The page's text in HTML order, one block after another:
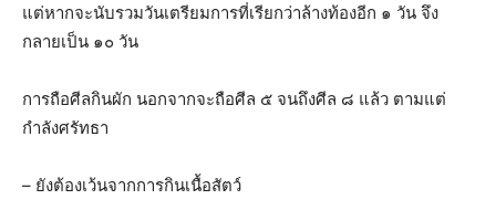
แต่หากจะนับรวมวันเตรียมการที่เรียกว่าล้างท้องอีก ๑ วัน จึง
กลายเป็น ๑๐ วัน
การถือศีลกินผัก นอกจากจะถือศีล ๕ จนถึงศีล ๘ แล้ว ตามแต่
กำลังศรัทธา
– ยังต้องเว้นจากการกินเนื้อสัตว์